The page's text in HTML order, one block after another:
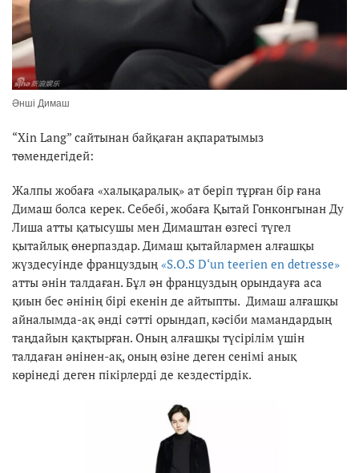
Әнші Димаш
“Xin Lang” сайтынан байқаған ақпаратымыз
төмендегідей:
Жалпы жобаға «халықаралық» ат беріп тұрған бір ғана
Димаш болса керек. Себебі, жобаға Қытай Гонконгынан Ду
Лиша атты қатысушы мен Димаштан өзгесі түгел
қытайлық өнерпаздар. Димаш қытайлармен алғашқы
жүздесуінде француздың «S.O.S D‘un teerien en detresse»
атты әнін талдаған. Бұл ән француздың орындауға аса
қиын бес әнінің бірі екенін де айтыпты. Димаш алғашқы
айналымда-ақ әнді сәтті орындап, кәсіби мамандардың
таңдайын қақтырған. Оның алғашқы түсірілім үшін
талдаған әнінен-ақ, оның өзіне деген сенімі анық
көрінеді деген пікірлерді де кездестірдік.